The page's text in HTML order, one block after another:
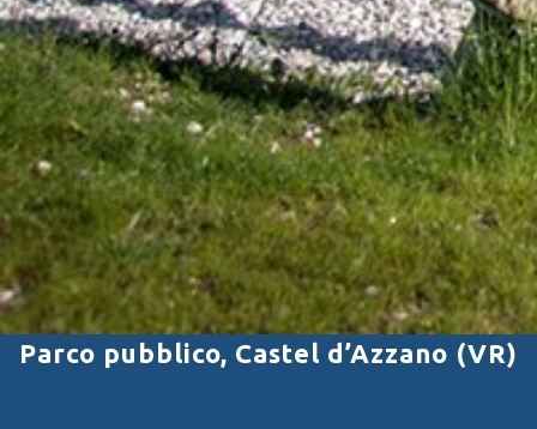
Parco pubblico, Castel d’Azzano (VR)